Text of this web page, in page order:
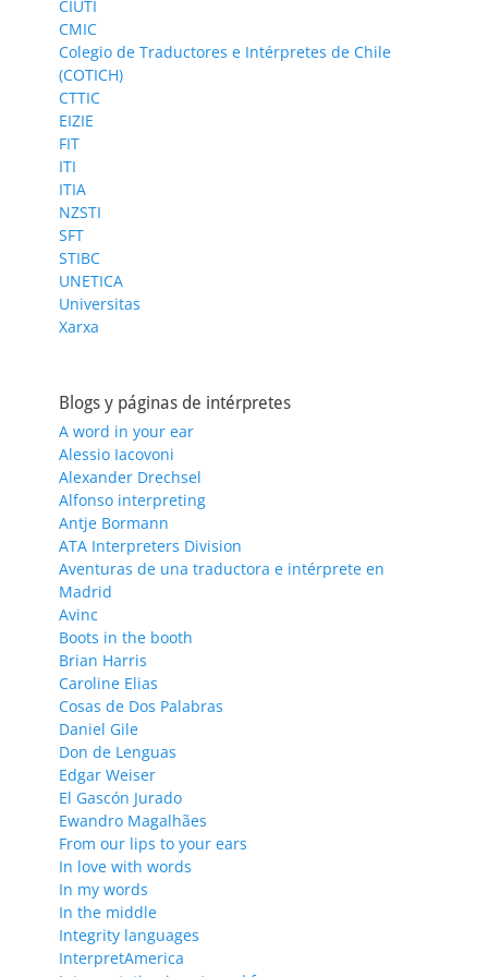
CIUTI
CMIC
Colegio de Traductores e Intérpretes de Chile
(COTICH)
CTTIC
EIZIE
FIT
ITI
ITIA
NZSTI
SFT
STIBC
UNETICA
Universitas
Xarxa
Blogs y páginas de intérpretes
A word in your ear
Alessio Iacovoni
Alexander Drechsel
Alfonso interpreting
Antje Bormann
ATA Interpreters Division
Aventuras de una traductora e intérprete en
Madrid
Avinc
Boots in the booth
Brian Harris
Caroline Elias
Cosas de Dos Palabras
Daniel Gile
Don de Lenguas
Edgar Weiser
El Gascón Jurado
Ewandro Magalhães
From our lips to your ears
In love with words
In my words
In the middle
Integrity languages
InterpretAmerica